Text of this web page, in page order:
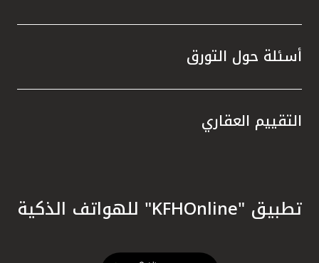
أسئلة حول التورق
التقييم العقاري
تطبيق "KFHOnline" للهواتف الذكية